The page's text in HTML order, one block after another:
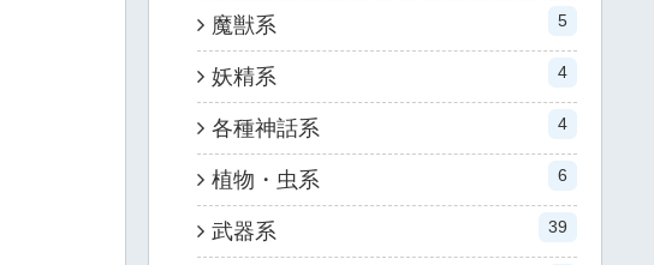
魔獣系 5
妖精系 4
各種神話系 4
植物・虫系 6
武器系 39